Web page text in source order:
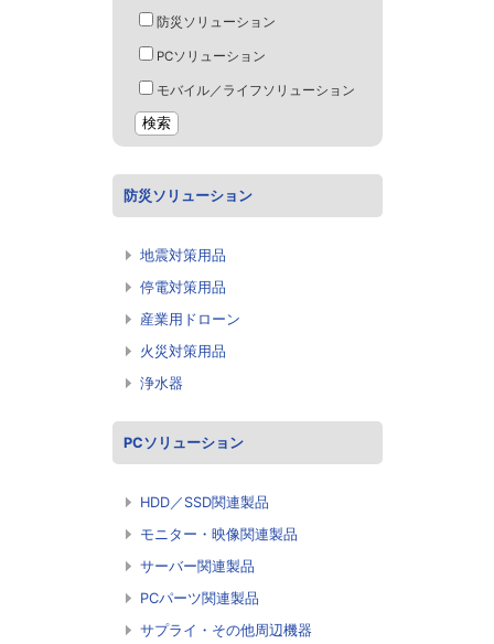
防災ソリューション
PCソリューション
モバイル／ライフソリューション
防災ソリューション
地震対策用品
停電対策用品
産業用ドローン
火災対策用品
浄水器
PCソリューション
HDD／SSD関連製品
モニター・映像関連製品
サーバー関連製品
PCパーツ関連製品
サプライ・その他周辺機器